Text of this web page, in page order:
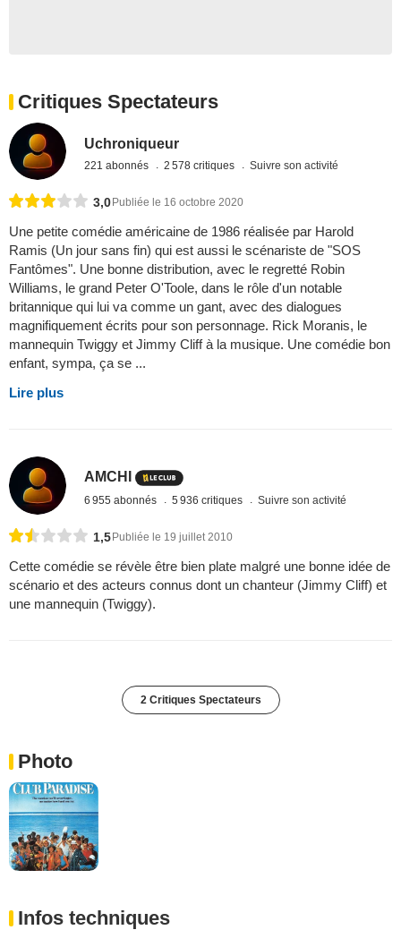
Critiques Spectateurs
Uchroniqueur
221 abonnés 2 578 critiques Suivre son activité
3,0 Publiée le 16 octobre 2020
Une petite comédie américaine de 1986 réalisée par Harold
Ramis (Un jour sans fin) qui est aussi le scénariste de "SOS
Fantômes". Une bonne distribution, avec le regretté Robin
Williams, le grand Peter O'Toole, dans le rôle d'un notable
britannique qui lui va comme un gant, avec des dialogues
magnifiquement écrits pour son personnage. Rick Moranis, le
mannequin Twiggy et Jimmy Cliff à la musique. Une comédie bon
enfant, sympa, ça se ...
Lire plus
AMCHI
6 955 abonnés 5 936 critiques Suivre son activité
1,5Publiée le 19 juillet 2010
Cette comédie se révèle être bien plate malgré une bonne idée de
scénario et des acteurs connus dont un chanteur (Jimmy Cliff) et
une mannequin (Twiggy).
2 Critiques Spectateurs
Photo
Infos techniques